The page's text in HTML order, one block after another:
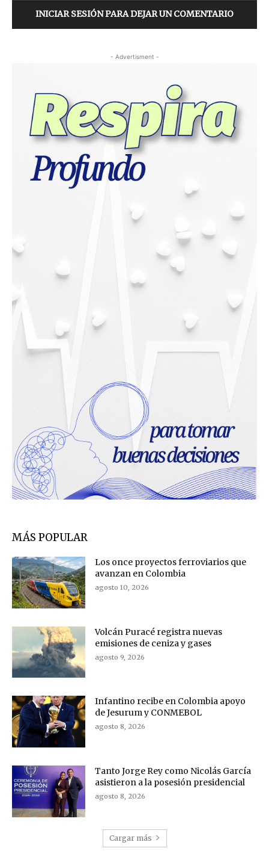
INICIAR SESIÓN PARA DEJAR UN COMENTARIO
- Advertisment -
MÁS POPULAR
Los once proyectos ferroviarios que
avanzan en Colombia
agosto 10, 2026
Volcán Puracé registra nuevas
emisiones de ceniza y gases
agosto 9, 2026
Infantino recibe en Colombia apoyo
de Jesurum y CONMEBOL
agosto 8, 2026
Tanto Jorge Rey como Nicolás García
asistieron a la posesión presidencial
agosto 8, 2026
Cargar más